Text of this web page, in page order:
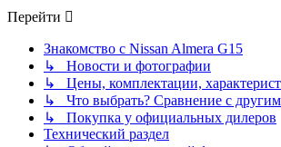
Перейти
Знакомство с Nissan Almera G15
↳ Новости и фотографии
↳ Цены, комплектации,
↳ Что выбрать? Сравнение с
↳ Покупка у официальных дилеров
Технический раздел